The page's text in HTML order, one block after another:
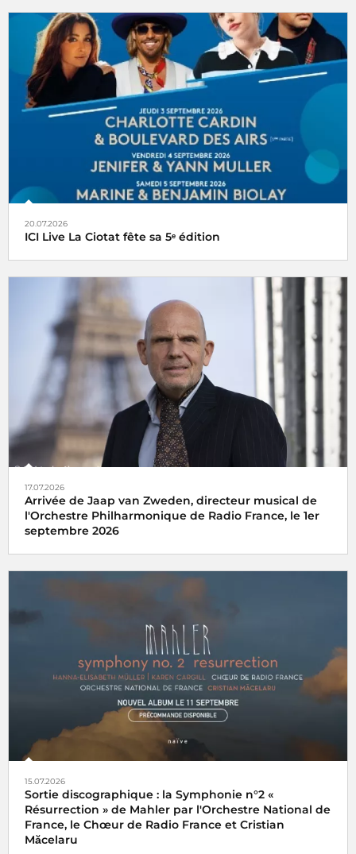
20.07.2026
ICI Live La Ciotat fête sa 5ᵉ édition
17.07.2026
Arrivée de Jaap van Zweden, directeur musical de
l'Orchestre Philharmonique de Radio France, le 1er
septembre 2026
15.07.2026
Sortie discographique : la Symphonie n°2 «
Résurrection » de Mahler par l'Orchestre National de
France, le Chœur de Radio France et Cristian
Măcelaru